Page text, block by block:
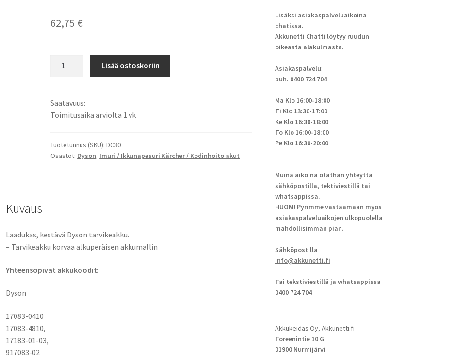
62,75 €
Li-
Ion
1500mAh
/
Lisää ostoskoriin
Saatavuus:
Toimitusaika arviolta 1 vk
Tuotetunnus (SKU):DC30
Osastot: Dyson, Imuri / Ikkunapesuri Kärcher / Kodinhoito akut
Kuvaus
Laadukas, kestävä Dyson tarvikeakku.
– Tarvikeakku korvaa alkuperäisen akkumallin
Yhteensopivat akkukoodit:
Dyson
17083-0410
17083-4810,
17183-01-03,
917083-02
Lisäksi asiakaspalveluaikoina
chatissa.
Akkunetti Chatti löytyy ruudun
oikeasta alakulmasta.
Asiakaspalvelu:
puh. 0400 724 704
Ma Klo 16:00-18:00
Ti Klo 13:30-17:00
Ke Klo 16:30-18:00
To Klo 16:00-18:00
Pe Klo 16:30-20:00
Muina aikoina otathan yhteyttä
sähköpostilla, tektiviestillä tai
whatsappissa.
HUOM! Pyrimme vastaamaan myös
asiakaspalveluaikojen ulkopuolella
mahdollisimman pian.
Sähköpostilla
info@akkunetti.fi
Tai tekstiviestillä ja whatsappissa
0400 724 704
Akkukeidas Oy, Akkunetti.fi
Toreenintie 10 G
01900 Nurmijärvi